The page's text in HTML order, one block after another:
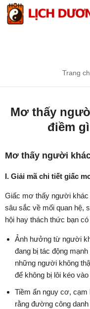
Trang
Mơ thấy
điềm
Mơ thấy người
I. Giải mã chi tiết giấc
Giấc mơ thấy người
sâu sắc về mối quan hệ,
hội hay thách thức bạn có
Ảnh hưởng từ người
đang bị tác động
những người không
để không bị lôi kéo
Tiềm ẩn nguy cơ, cạm
rằng đường công